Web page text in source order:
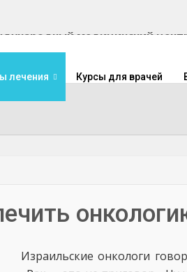
медицинский
лечения Курсы для врачей
Израильские онкологи